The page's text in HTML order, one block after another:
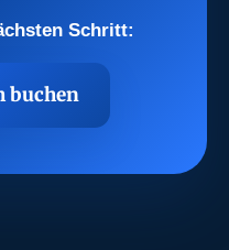
Schritt:
buchen